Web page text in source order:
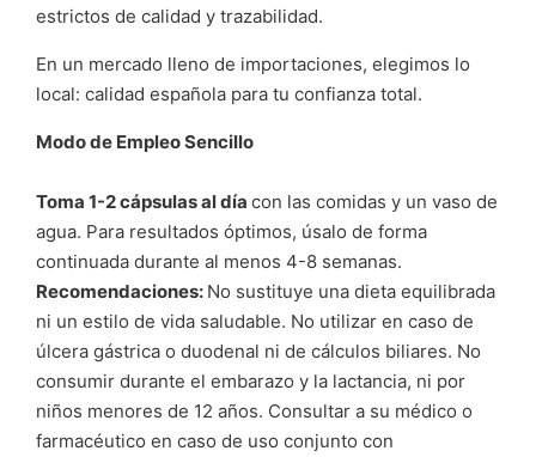
estrictos de calidad y trazabilidad.
En un mercado lleno de importaciones, elegimos lo
local: calidad española para tu confianza total.
Modo de Empleo Sencillo
Toma 1-2 cápsulas al día con las comidas y un vaso de
agua. Para resultados óptimos, úsalo de forma
continuada durante al menos 4-8 semanas.
Recomendaciones: No sustituye una dieta equilibrada
ni un estilo de vida saludable. No utilizar en caso de
úlcera gástrica o duodenal ni de cálculos biliares. No
consumir durante el embarazo y la lactancia, ni por
niños menores de 12 años. Consultar a su médico o
farmacéutico en caso de uso conjunto con